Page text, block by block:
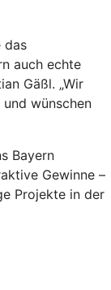
das
auch echte
Gäßl. „Wir
wünschen
Bayern
Gewinne –
Projekte in der